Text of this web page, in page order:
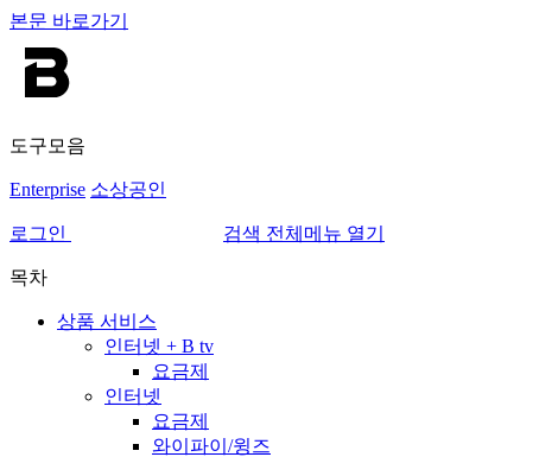
본문 바로가기
도구모음
Enterprise 소상공인
로그인 검색 전체메뉴 열기
목차
상품 서비스
인터넷 + B tv
요금제
인터넷
요금제
와이파이/윙즈